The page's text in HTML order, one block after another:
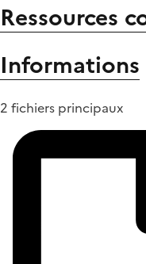
Ressources
Informations
2 fichiers principaux